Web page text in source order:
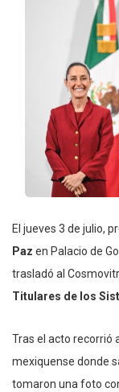
El jueves 3 de julio,
Paz en Palacio de
trasladó al
Titulares de los
Tras el acto recorrió
mexiquense donde
tomaron una foto